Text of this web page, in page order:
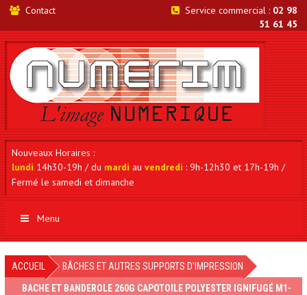
Contact Service commercial : 02 98
51 61 45
Nouveaux Horaires :
lundi 14h30-19h / du mardi auvendredi : 9h-12h30 et 17h-19h /
Fermé le samedi et dimanche
Menu
ACCUEIL
BÂCHES ET AUTRES SUPPORTS D'IMPRESSION
BACHE ET BANDEROLE 260G CAPOTOILE POLYESTER IGNIFUGÉ M1-